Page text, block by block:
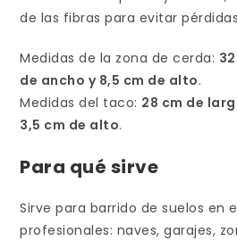
de las fibras para evitar
Medidas de la zona de cerda:
de ancho y 8,5 cm de alto.
Medidas del taco: 28 cm de
3,5 cm de alto.
Para qué sirve
Sirve para barrido de suelos en
profesionales: naves, garajes,